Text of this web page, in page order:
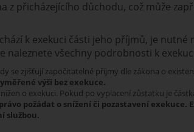
z přicházejícího důchodu, což může
k exekuci části jeho příjmů, je
naleznete všechny podrobnosti k
se zjišťují započitatelné příjmy dle zákona o
výši bez exekuce.
o exekuci. Pokud po vyplacení zůstatku je
požádat o snížení či pozastavení exekuce.
službou.